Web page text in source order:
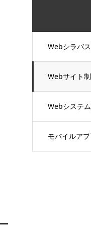
Webシラバ
Webサイト
Webシステ
モバイルアプ